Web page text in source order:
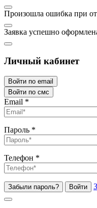
Произошла ошибка при
Заявка успешно
Личный кабинет
Войти по email
Войти по смс
Email *
Пароль *
Телефон *
Забыли пароль? Войти